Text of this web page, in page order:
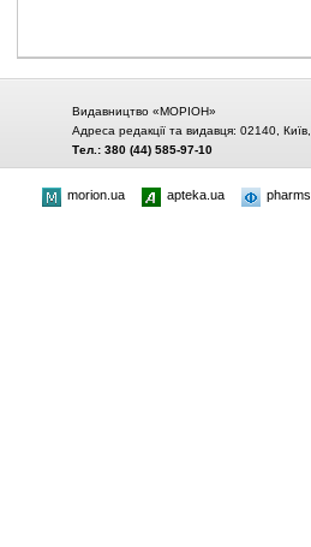
Видавництво «МОРІОН»
Адреса редакції та видавця: 02140,
Тел.: 380 (44) 585-97-10
morion.ua apteka.ua